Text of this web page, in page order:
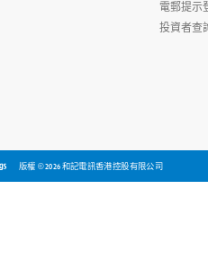
電郵提示
投資者查
版權 ©2026 和記電訊香港控股有限公司